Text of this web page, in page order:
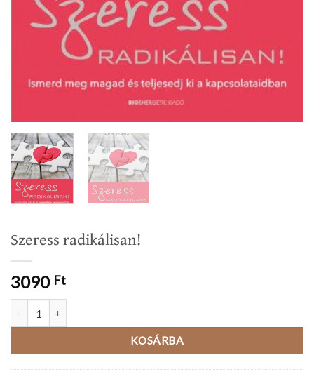
Szeress radikálisan!
3090 Ft
KOSÁRBA